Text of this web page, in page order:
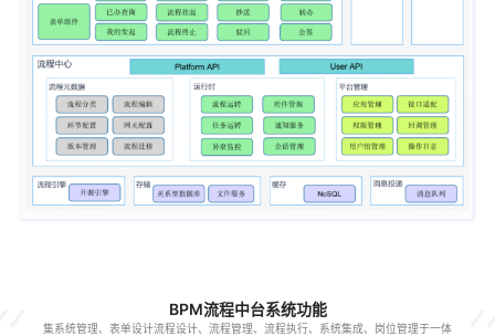
BPM流程中台系统功能
集系统管理、表单设计流程设计、流程管理、流程执行、系统集成、岗位管理于一体